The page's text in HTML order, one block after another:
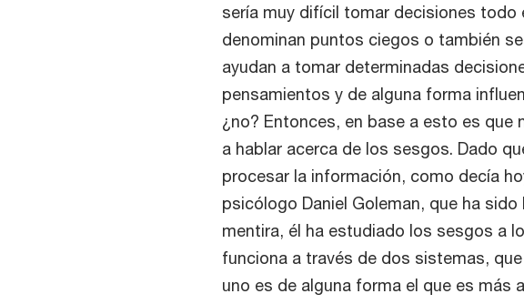
sería muy difícil tomar decisiones
denominan puntos ciegos o también
ayudan a tomar determinadas
pensamientos y de alguna forma
¿no? Entonces, en base a esto es
a hablar acerca de los sesgos. Dado
procesar la información, como decía
psicólogo Daniel Goleman, que ha
mentira, él ha estudiado los sesgos a
funciona a través de dos sistemas,
uno es de alguna forma el que es